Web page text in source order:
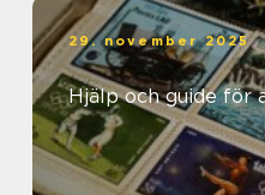
29. november 2025
Hjälp och guide för